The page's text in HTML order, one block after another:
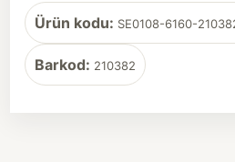
Ürün kodu: SE0108-6160-
Barkod: 210382